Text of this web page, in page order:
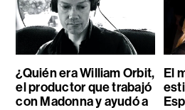
¿Quién era William Orbit,
el productor que trabajó
con Madonna y ayudó a
El